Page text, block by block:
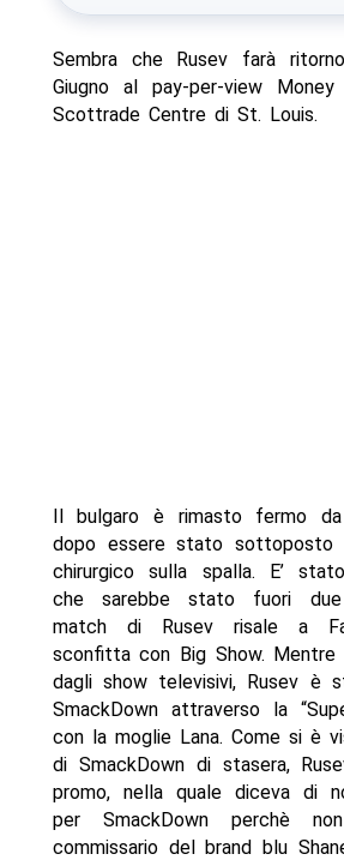
Sembra che Rusev farà
Giugno al pay-per-view
Scottrade Centre di St. Louis.
Il bulgaro è rimasto fermo
dopo essere stato sottoposto
chirurgico sulla spalla. E’
che sarebbe stato fuori due
match di Rusev risale a
sconfitta con Big Show.
dagli show televisivi, Rusev è
SmackDown attraverso la
con la moglie Lana. Come si è
di SmackDown di stasera,
promo, nella quale diceva di
per SmackDown perchè
commissario del brand blu